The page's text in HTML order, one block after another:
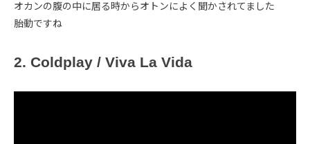
オカンの腹の中に居る時からオトンによく聞かされてました
胎動ですね
2. Coldplay / Viva La Vida